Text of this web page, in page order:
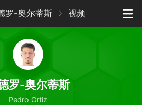
罗-奥尔蒂斯 视频
罗-奥尔蒂斯
Pedro Ortiz